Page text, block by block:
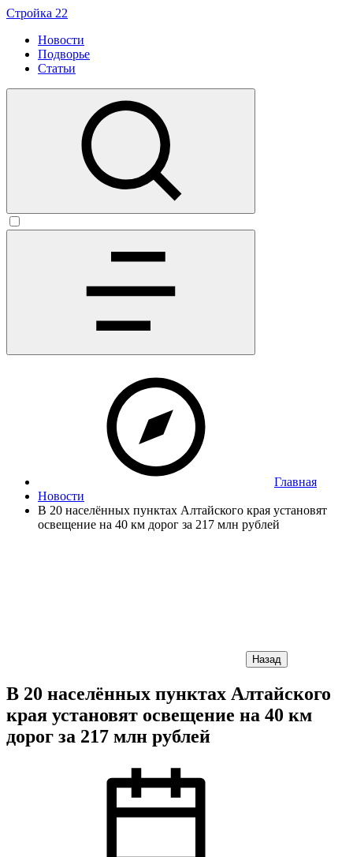
Стройка 22
Новости
Подворье
Статьи
Главная
Новости
В 20 населённых пунктах Алтайского края установят
освещение на 40 км дорог за 217 млн рублей
Назад
В 20 населённых пунктах Алтайского
края установят освещение на 40 км
дорог за 217 млн рублей